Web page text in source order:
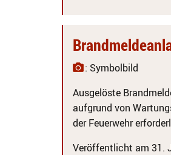
: Symbolbild
Ausgelöste
aufgrund von
der Feuerwehr
Veröffentlicht am 31.